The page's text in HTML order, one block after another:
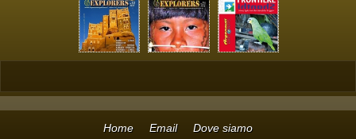
Home Email Dove siamo